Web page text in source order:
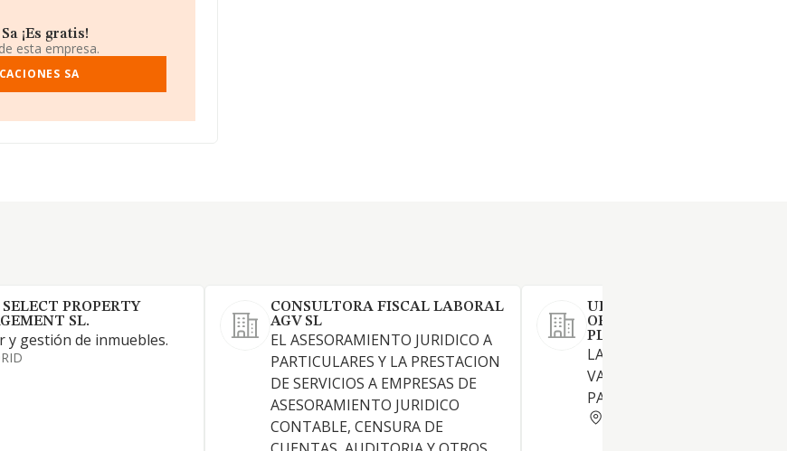
¡Es gratis!
esta empresa.
SA
PROPERTY
SL.
y gestión de inmuebles.
CONSULTORA FISCAL LABORAL
AGV SL
EL ASESORAMIENTO JURIDICO A
PARTICULARES Y LA PRESTACION
DE SERVICIOS A EMPRESAS DE
ASESORAMIENTO JURIDICO
CONTABLE, CENSURA DE
URBALIA URBANISMO
ORDENACION DEL
PLANEAMIENTO Y
LA TENENCIA DE TITULOS
VALORES
PARTICIPACIONES EN